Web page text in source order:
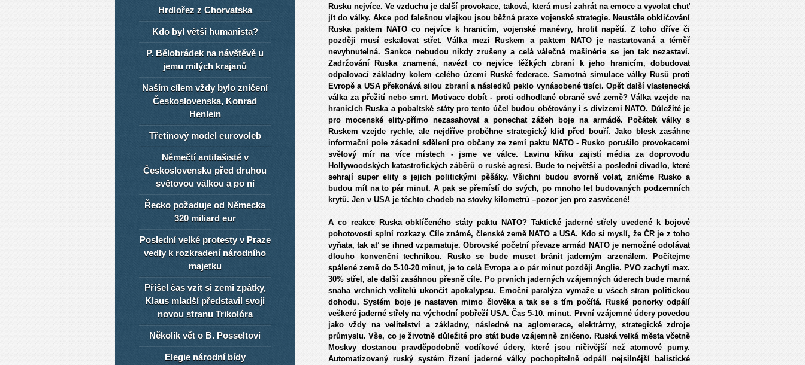
Rusku nejvíce. Ve vzduchu je další provokace, taková, která musí zahrát na emoce a vyvolat chuť
jít do války. Akce pod falešnou vlajkou jsou běžná praxe vojenské strategie. Neustále obkličování
Ruska paktem NATO co nejvíce k hranicím, vojenské manévry, hrotit napětí. Z toho dříve či
později musí eskalovat střet. Válka mezi Ruskem a paktem NATO je nastartovaná a téměř
nevyhnutelná. Sankce nebudou nikdy zrušeny a celá válečná mašinérie se jen tak nezastaví.
Zadržování Ruska znamená, navézt co nejvíce těžkých zbraní k jeho hranicím, dobudovat
odpalovací základny kolem celého území Ruské federace. Samotná simulace války Rusů proti
Evropě a USA překonává silou zbraní a následků peklo vynásobené tisíci. Opět další vlastenecká
válka za přežití nebo smrt. Motivace dobít - proti odhodlané obraně své země? Válka vzejde na
hranicích Ruska a pobaltské státy pro tento účel budou obětovány i s divizemi NATO. Důležité je
pro mocenské elity-přímo nezasahovat a ponechat zážeh boje na armádě. Počátek války s
Ruskem vzejde rychle, ale nejdříve proběhne strategický klid před bouří. Jako blesk zasáhne
informační pole zásadní sdělení pro občany ze zemí paktu NATO - Rusko porušilo provokacemi
světový mír na více místech - jsme ve válce. Lavinu křiku zajistí média za doprovodu
Hollywoodských katastrofických záběrů o ruské agresi. Bude to největší a poslední divadlo, které
sehrají super elity s jejich politickými pěšáky. Všichni budou svorně volat, zničme Rusko a
budou mít na to pár minut. A pak se přemístí do svých, po mnoho let budovaných podzemních
krytů. Jen v USA je těchto chodeb na stovky kilometrů –pozor jen pro zasvěcené!
A co reakce Ruska obklíčeného státy paktu NATO? Taktické jaderné střely uvedené k bojové
pohotovosti splní rozkazy. Cíle známé, členské země NATO a USA. Kdo si myslí, že ČR je z toho
vyňata, tak ať se ihned vzpamatuje. Obrovské početní převaze armád NATO je nemožné odolávat
dlouho konvenční technikou. Rusko se bude muset bránit jaderným arzenálem. Počítejme
spálené země do 5-10-20 minut, je to celá Evropa a o pár minut později Anglie. PVO zachytí max.
30% střel, ale další zasáhnou přesně cíle. Po prvních jaderných vzájemných úderech bude marná
snaha vrchních velitelů ukončit apokalypsu. Emoční paralýza vymaže u všech stran politickou
dohodu. Systém boje je nastaven mimo člověka a tak se s tím počítá. Ruské ponorky odpálí
veškeré jaderné střely na východní pobřeží USA. Čas 5-10. minut. První vzájemné údery povedou
jako vždy na velitelství a základny, následně na aglomerace, elektrárny, strategické zdroje
průmyslu. Vše, co je životně důležité pro stát bude vzájemně zničeno. Ruská velká města včetně
Moskvy dostanou pravděpodobně vodíkové údery, které jsou ničivější než atomové pumy.
Automatizovaný ruský systém řízení jaderné války pochopitelně odpálí nejsilnější balistické
Hrdlořez z Chorvatska
Kdo byl větší humanista?
P. Bělobrádek na návštěvě u
jemu milých krajanů
Naším cílem vždy bylo zničení
Československa, Konrad
Henlein
Třetinový model eurovoleb
Němečtí antifašisté v
Československu před druhou
světovou válkou a po ní
Řecko požaduje od Německa
320 miliard eur
Poslední velké protesty v Praze
vedly k rozkradení národního
majetku
Přišel čas vzít si zemi zpátky,
Klaus mladší představil svoji
novou stranu Trikolóra
Několik vět o B. Posseltovi
Elegie národní bídy